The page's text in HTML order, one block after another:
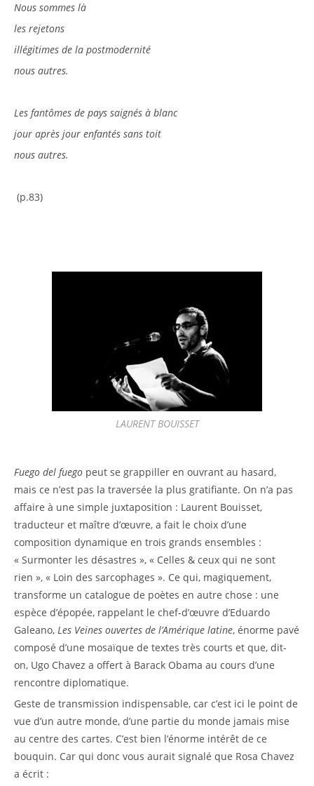
Nous sommes là
les rejetons
illégitimes de la postmodernité
nous autres.
Les fantômes de pays saignés à blanc
jour après jour enfantés sans toit
nous autres.
(p.83)
LAURENT BOUISSET
Fuego del fuego peut se grappiller en ouvrant au hasard,
mais ce n’est pas la traversée la plus gratifiante. On n’a pas
affaire à une simple juxtaposition : Laurent Bouisset,
traducteur et maître d’œuvre, a fait le choix d’une
composition dynamique en trois grands ensembles :
« Surmonter les désastres », « Celles & ceux qui ne sont
rien », « Loin des sarcophages ». Ce qui, magiquement,
transforme un catalogue de poètes en autre chose : une
espèce d’épopée, rappelant le chef-d’œuvre d’Eduardo
Galeano, Les Veines ouvertes de l’Amérique latine, énorme pavé
composé d’une mosaïque de textes très courts et que, dit-
on, Ugo Chavez a offert à Barack Obama au cours d’une
rencontre diplomatique.
Geste de transmission indispensable, car c’est ici le point de
vue d’un autre monde, d’une partie du monde jamais mise
au centre des cartes. C’est bien l’énorme intérêt de ce
bouquin. Car qui donc vous aurait signalé que Rosa Chavez
a écrit :